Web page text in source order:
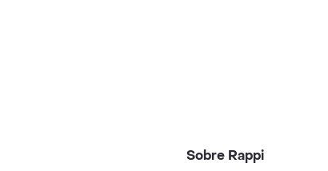
Sobre Rappi